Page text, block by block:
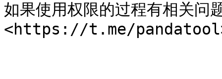
如果使用权限的过程有相关问